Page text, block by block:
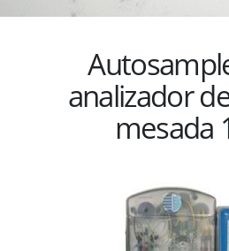
analizador
mesada